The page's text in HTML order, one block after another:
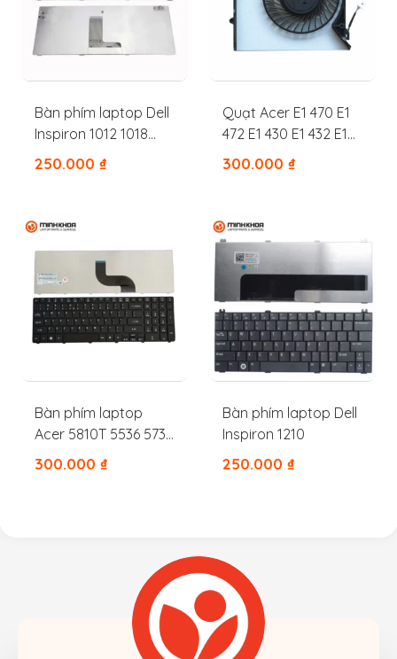
Bàn phím laptop Dell
Inspiron 1012 1018
V3272
250.000 ₫
Quạt Acer E1 470 E1
472 E1 430 E1 432 E1
442
300.000 ₫
Bàn phím laptop
Acer 5810T 5536 5738
5740 5479 5742 5745G
300.000 ₫
Bàn phím laptop Dell
Inspiron 1210
250.000 ₫